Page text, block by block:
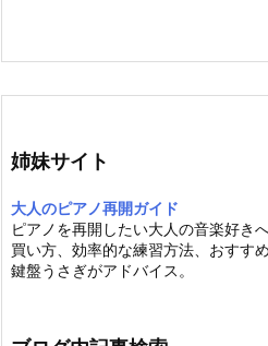
姉妹サイト
大人のピアノ再開ガイド
ピアノを再開したい大人の音楽好き
買い方、効率的な練習方法、おすす
鍵盤うさぎがアドバイス。